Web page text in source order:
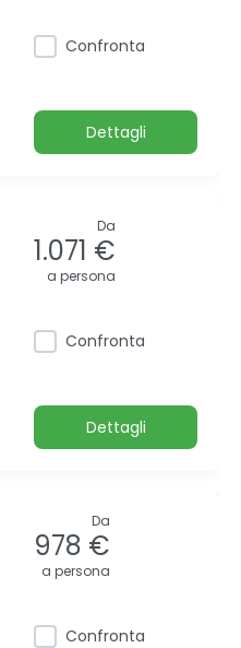
Confronta
Dettagli
Da
1.071 €
a persona
Confronta
Dettagli
Da
978 €
a persona
Confronta